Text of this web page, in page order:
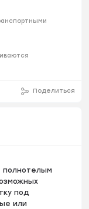
Поделиться
полнотелым
под
или